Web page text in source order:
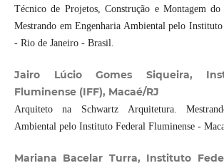
Técnico de Projetos, Construção e Montagem
Mestrando em Engenharia Ambiental pelo
- Rio de Janeiro - Brasil.
Jairo Lúcio Gomes Siqueira,
Fluminense (IFF), Macaé/RJ
Arquiteto na Schwartz Arquitetura.
Ambiental pelo Instituto Federal Fluminense -
Mariana Bacelar Turra, Instituto